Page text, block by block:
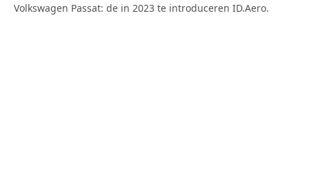
Volkswagen Passat: de in 2023 te introduceren ID.Aero.